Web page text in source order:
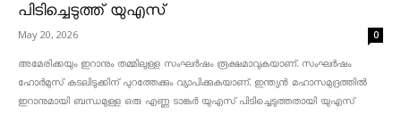
പിടിച്ചെടുത്ത് യുഎസ്
May 20, 2026 0
അമേരിക്കയും ഇറാനും തമ്മിലുള്ള സംഘർഷം രൂക്ഷമാവുകയാണ്. സംഘർഷം
ഹോർമുസ് കടലിടുക്കിന് പുറത്തേക്കും വ്യാപിക്കുകയാണ്. ഇന്ത്യൻ മഹാസമുദ്രത്തിൽ
ഇറാനുമായി ബന്ധമുള്ള ഒരു എണ്ണ ടാങ്കർ യുഎസ് പിടിച്ചെടുത്തതായി യുഎസ്